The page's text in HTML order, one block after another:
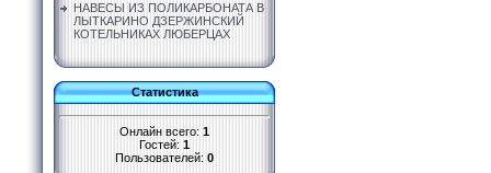
НАВЕСЫ ИЗ ПОЛИКАРБОНАТА В
ЛЫТКАРИНО ДЗЕРЖИНСКИЙ
КОТЕЛЬНИКАХ ЛЮБЕРЦАХ
Статистика
Онлайн всего: 1
Гостей: 1
Пользователей: 0